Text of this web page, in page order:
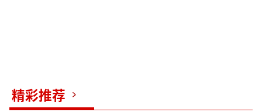
精彩推荐